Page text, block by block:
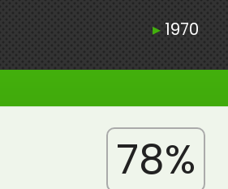
▸ 1970
78%